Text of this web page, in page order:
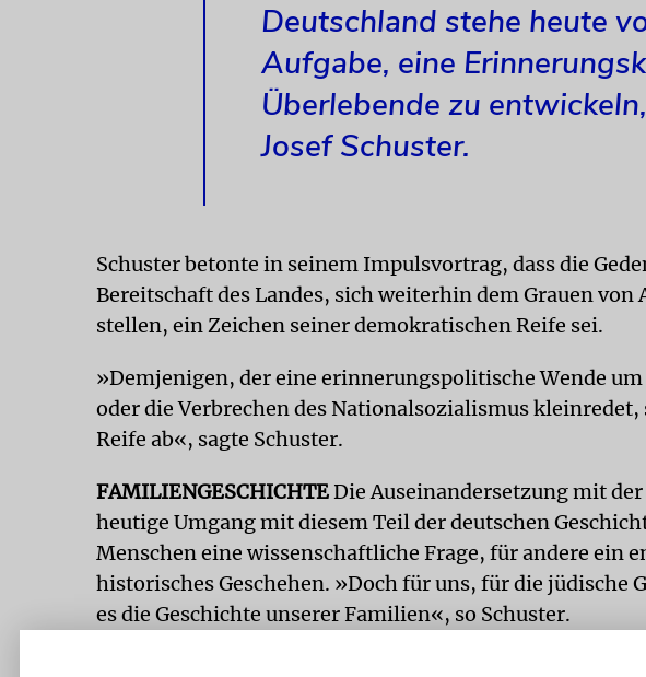
Deutschland stehe heute
Aufgabe, eine
Überlebende zu
Josef Schuster.
Schuster betonte in seinem Impulsvortrag, dass die
Bereitschaft des Landes, sich weiterhin dem Grauen von
stellen, ein Zeichen seiner demokratischen Reife sei.
»Demjenigen, der eine erinnerungspolitische Wende
oder die Verbrechen des Nationalsozialismus kleinredet,
Reife ab«, sagte Schuster.
FAMILIENGESCHICHTEDie Auseinandersetzung mit der
heutige Umgang mit diesem Teil der deutschen
Menschen eine wissenschaftliche Frage, für andere ein
historisches Geschehen. »Doch für uns, für die jüdische
es die Geschichte unserer Familien«, so Schuster.